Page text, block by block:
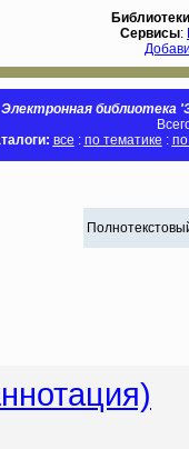
Библиотеки
Сервисы:
Электронная библиотека
все : по тематике :